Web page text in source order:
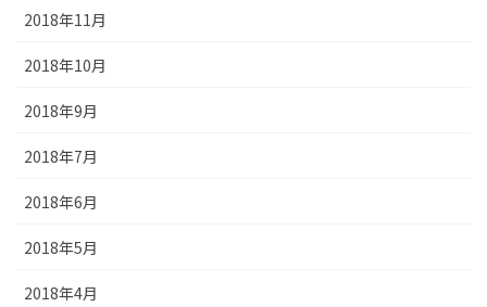
2018年11月
2018年10月
2018年9月
2018年7月
2018年6月
2018年5月
2018年4月